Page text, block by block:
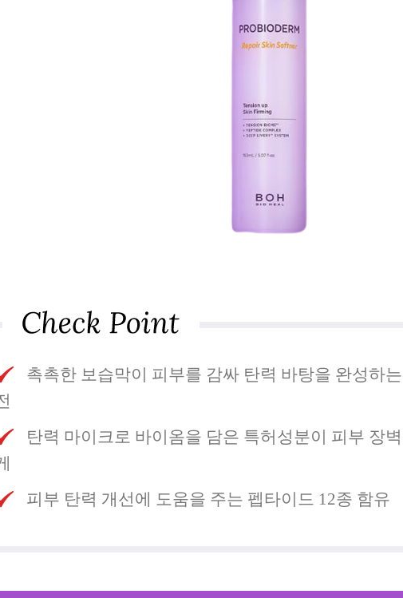
촉촉한 보습막이 피부를 감싸 탄력 바탕을 완성하
탄력 마이크로 바이옴을 담은 특허성분이 피부 장
피부 탄력 개선에 도움을 주는 펩타이드 12종 함유